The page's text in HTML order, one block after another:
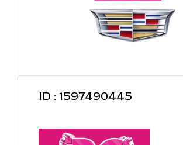
ID : 1597490445